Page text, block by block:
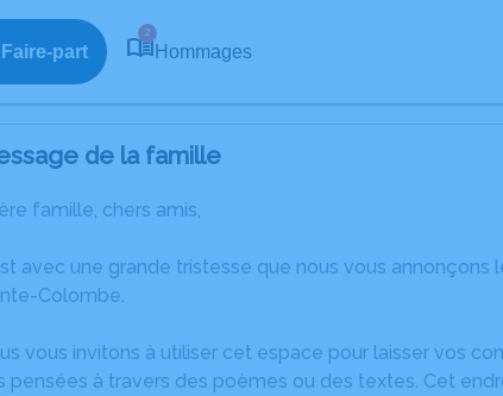
Faire-part
2
Hommages
de la famille
famille, chers amis,
avec une grande tristesse que nous vous
Colombe.
vous invitons à utiliser cet espace pour laisser vos
pensées à travers des poèmes ou des textes. Cet